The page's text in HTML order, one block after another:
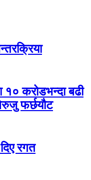
१० करोडभन्दा बढी
फर्छयौट
रगत